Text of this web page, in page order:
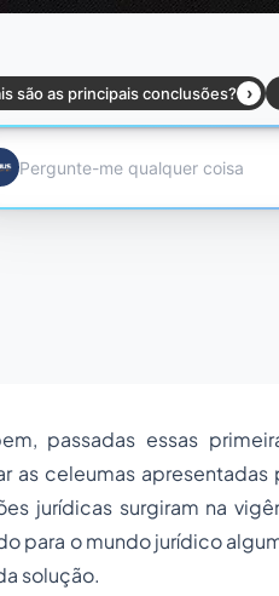
passadas essas
as celeumas
jurídicas surgiram na
para o mundo jurídico
solução.